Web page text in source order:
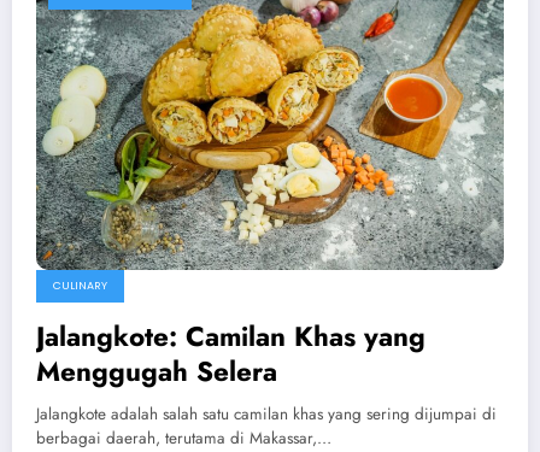
CULINARY
Jalangkote: Camilan Khas yang
Menggugah Selera
Jalangkote adalah salah satu camilan khas yang sering dijumpai di
berbagai daerah, terutama di Makassar,…